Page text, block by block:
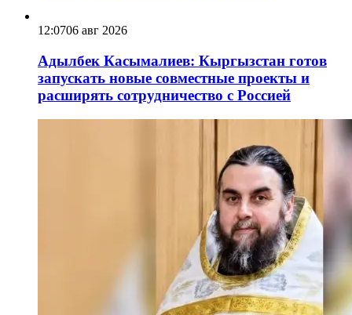
12:0706 авг 2026
Адылбек Касымалиев: Кыргызстан готов
запускать новые совместные проекты и
расширять сотрудничество с Россией